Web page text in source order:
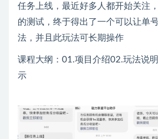
任务上线，最近好多人都开始关注
的测试，终于得出了一个可以让单
法，并且此玩法可长期操作
课程大纲：01.项目介绍02.玩法说
示